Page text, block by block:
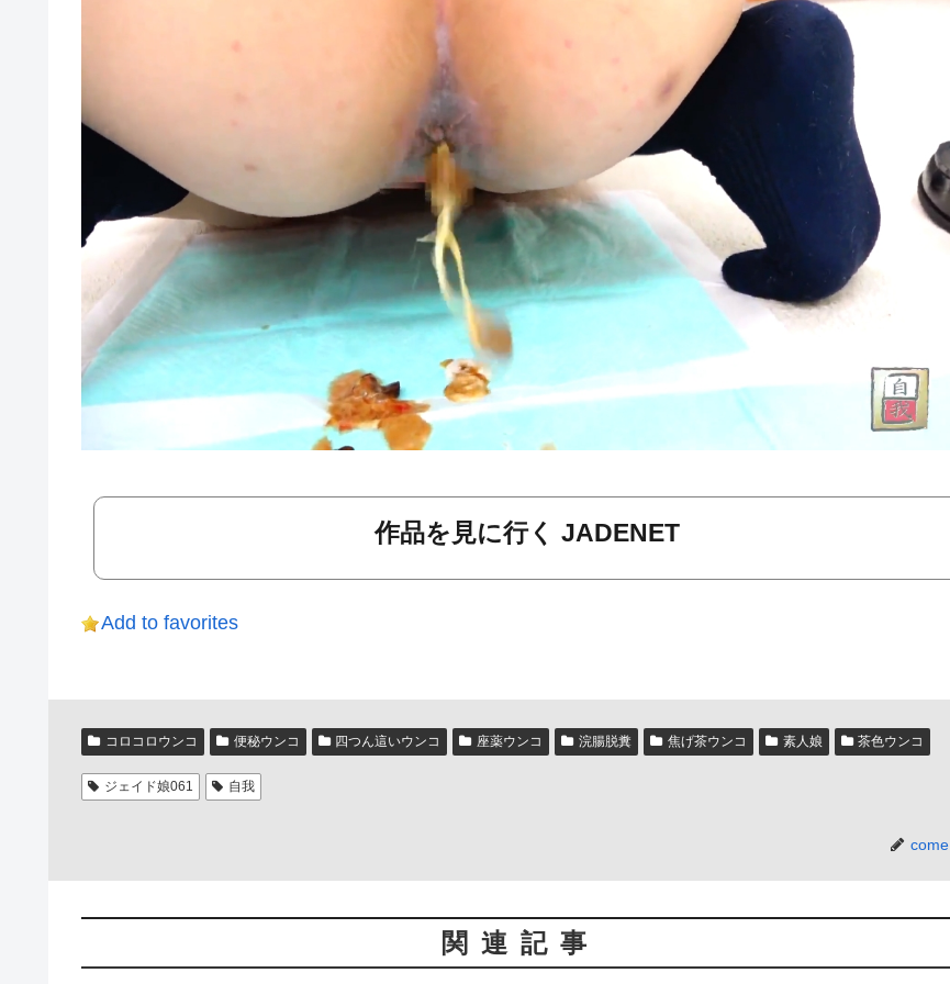
作品を見に行く JADENET
Add to favorites
コロコロウンコ 便秘ウンコ 四つん這いウンコ 座薬ウンコ 浣腸脱糞 焦げ茶ウンコ 素人娘 茶色ウンコ
ジェイド娘061 自我
come
関連記事